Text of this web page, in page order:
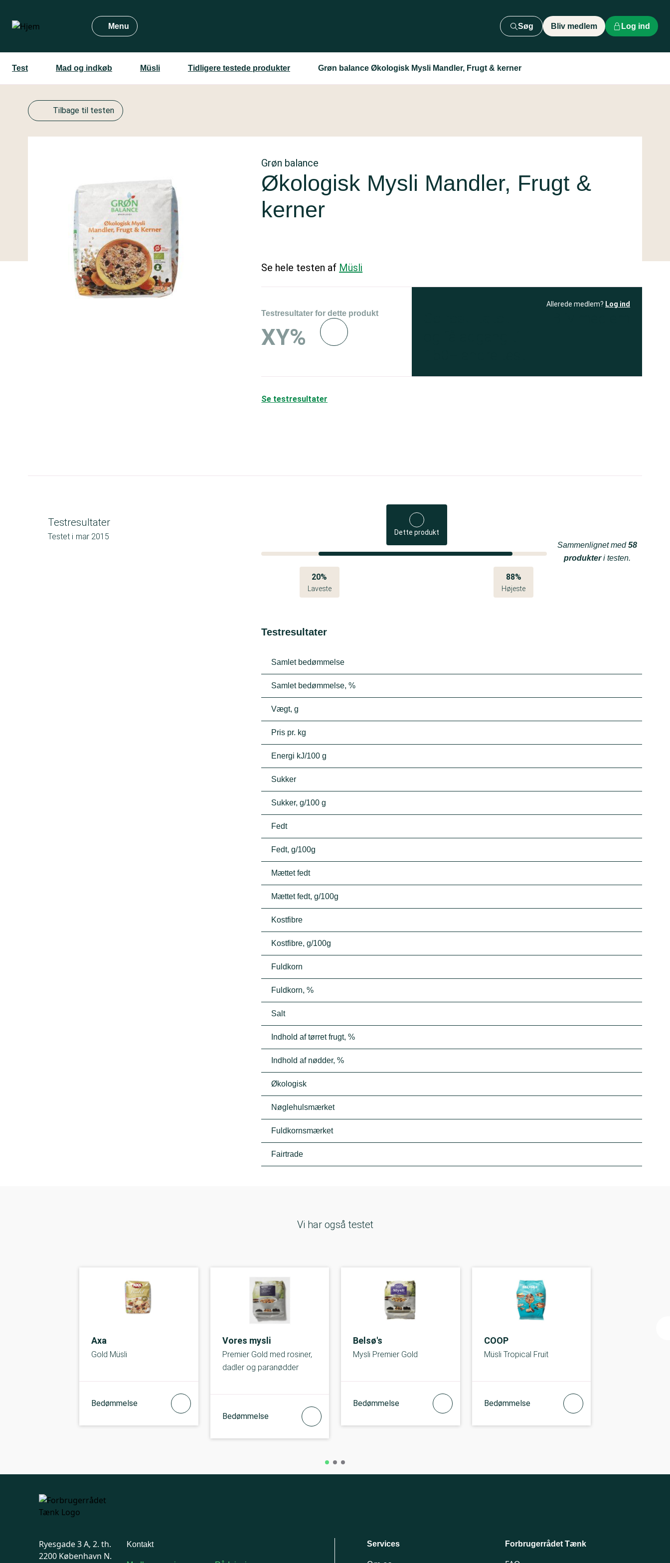
hovedindhold
Menu Søg Bliv medlem Log ind
Test Mad og indkøb Müsli Tidligere testede produkter Grøn balance Økologisk Mysli Mandler, Frugt & kerner
Tilbage til testen
Grøn balance
Økologisk Mysli Mandler, Frugt &
kerner
Se hele testen af Müsli
Testresultater for dette produkt
XY%
Allerede medlem? Log ind
Se testresultater
Testresultater
Testet i mar 2015 Dette produkt
20%
Laveste
88%
Højeste
Sammenlignet med58
produkteri testen.
Testresultater
Samlet bedømmelse
Samlet bedømmelse, %
Vægt, g
Pris pr. kg
Energi kJ/100 g
Sukker
Sukker, g/100 g
Fedt
Fedt, g/100g
Mættet fedt
Mættet fedt, g/100g
Kostfibre
Kostfibre, g/100g
Fuldkorn
Fuldkorn, %
Salt
Indhold af tørret frugt, %
Indhold af nødder, %
Økologisk
Nøglehulsmærket
Fuldkornsmærket
Fairtrade
Vi har også testet
Axa
Gold Müsli
Bedømmelse
Vores mysli
Premier Gold med rosiner,
dadler og paranødder
Bedømmelse
Belsø's
Mysli Premier Gold
Bedømmelse
COOP
Müsli Tropical Fruit
Bedømmelse
Ryesgade 3 A, 2. th.
2200 København N.
Kontakt Services Forbrugerrådet Tænk